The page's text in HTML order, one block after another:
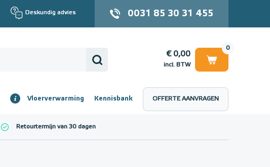
Deskundig advies 0031 85 30 31 455
0
€ 0,00
incl. BTW
€ 0,00
Vloerverwarming Kennisbank OFFERTE AANVRAGEN
Retourtermijn van 30 dagen